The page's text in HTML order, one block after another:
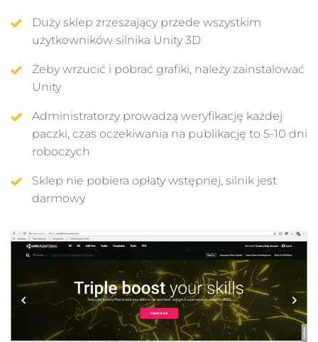
Duży sklep zrzeszający przede wszystkim
użytkowników silnika Unity 3D
Żeby wrzucić i pobrać grafiki, należy zainstalować
Unity
Administratorzy prowadzą weryfikację każdej
paczki, czas oczekiwania na publikację to 5-10 dni
roboczych
Sklep nie pobiera opłaty wstępnej, silnik jest
darmowy